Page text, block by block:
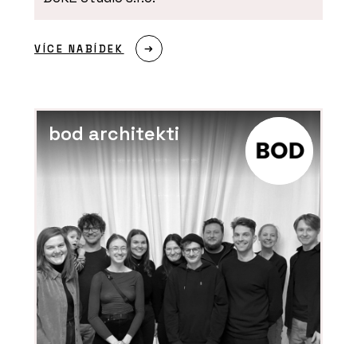
Sprchové kouty Walk-In - RAVAK
ČLÁNKY
Nový cowork v Nuselském pivovaru
nabízí zázemí, komunitu i promyšlené
koupelny
VÍCE NABÍDEK
bod architekti